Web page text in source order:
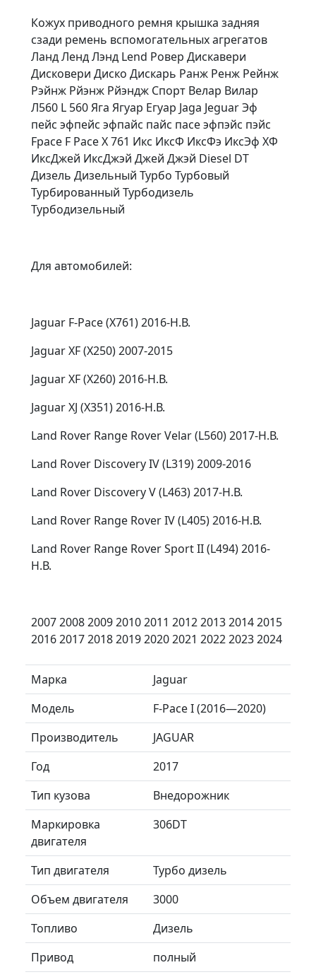
Кожух приводного ремня крышка задняя
сзади ремень вспомогательных агрегатов
Ланд Ленд Лэнд Lend Ровер Дискавери
Дисковери Диско Дискарь Ранж Ренж Рейнж
Рэйнж Рйэнж Рйэндж Спорт Велар Вилар
Л560 L 560 Яга Ягуар Егуар Jaga Jeguar Эф
пейс эфпейс эфпайс пайс пасе эфпэйс пэйс
Fpace F Pace X 761 Икс ИксФ ИксФэ ИксЭф ХФ
ИксДжей ИксДжэй Джей Джэй Diesel DT
Дизель Дизельный Турбо Турбовый
Турбированный Турбодизель
Турбодизельный
Для автомобилей:
Jaguar F-Pace (X761) 2016-Н.В.
Jaguar XF (X250) 2007-2015
Jaguar XF (X260) 2016-Н.В.
Jaguar XJ (X351) 2016-Н.В.
Land Rover Range Rover Velar (L560) 2017-Н.В.
Land Rover Discovery IV (L319) 2009-2016
Land Rover Discovery V (L463) 2017-Н.В.
Land Rover Range Rover IV (L405) 2016-Н.В.
Land Rover Range Rover Sport II (L494) 2016-
Н.В.
2007 2008 2009 2010 2011 2012 2013 2014 2015
2016 2017 2018 2019 2020 2021 2022 2023 2024
Марка
Jaguar
Модель
F-Pace I (2016—2020)
Производитель
JAGUAR
Год
2017
Тип кузова
Внедорожник
Маркировка
двигателя
306DT
Тип двигателя
Турбо дизель
Объем двигателя
3000
Топливо
Дизель
Привод
полный